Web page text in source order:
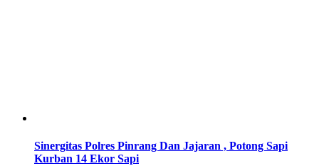
Sinergitas Polres Pinrang Dan Jajaran , Potong Sapi
Kurban 14 Ekor Sapi